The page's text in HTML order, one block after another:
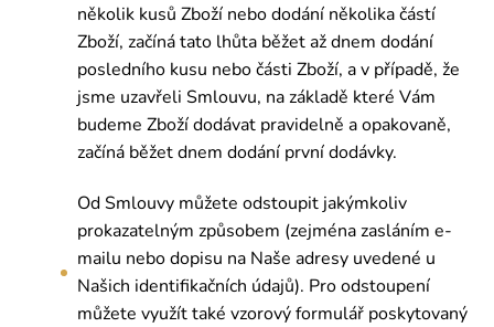
několik kusů Zboží nebo dodání několika částí
Zboží, začíná tato lhůta běžet až dnem dodání
posledního kusu nebo části Zboží, a v případě, že
jsme uzavřeli Smlouvu, na základě které Vám
budeme Zboží dodávat pravidelně a opakovaně,
začíná běžet dnem dodání první dodávky.
Od Smlouvy můžete odstoupit jakýmkoliv
prokazatelným způsobem (zejména zasláním e-
mailu nebo dopisu na Naše adresy uvedené u
Našich identifikačních údajů). Pro odstoupení
můžete využít také vzorový formulář poskytovaný